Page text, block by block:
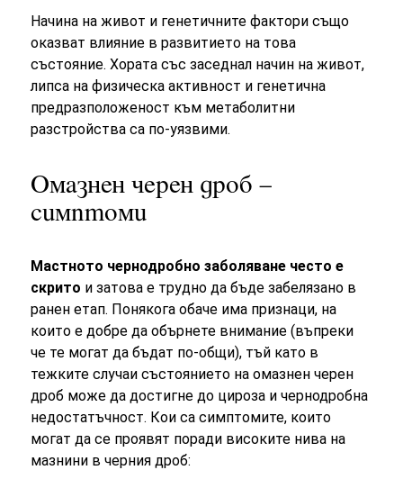
Начина на живот и генетичните фактори също
оказват влияние в развитието на това
състояние. Хората със заседнал начин на живот,
липса на физическа активност и генетична
предразположеност към метаболитни
разстройства са по-уязвими.
Омазнен черен дроб –
симптоми
Мастното чернодробно заболяване често е
скрито и затова е трудно да бъде забелязано в
ранен етап. Понякога обаче има признаци, на
които е добре да обърнете внимание (въпреки
че те могат да бъдат по-общи), тъй като в
тежките случаи състоянието на омазнен черен
дроб може да достигне до цироза и чернодробна
недостатъчност. Кои са симптомите, които
могат да се проявят поради високите нива на
мазнини в черния дроб: